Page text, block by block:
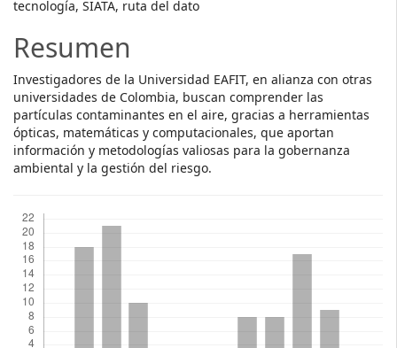
tecnología, SIATA, ruta del dato
Resumen
Investigadores de la Universidad EAFIT, en alianza con otras
universidades de Colombia, buscan comprender las
partículas contaminantes en el aire, gracias a herramientas
ópticas, matemáticas y computacionales, que aportan
información y metodologías valiosas para la gobernanza
ambiental y la gestión del riesgo.​​​